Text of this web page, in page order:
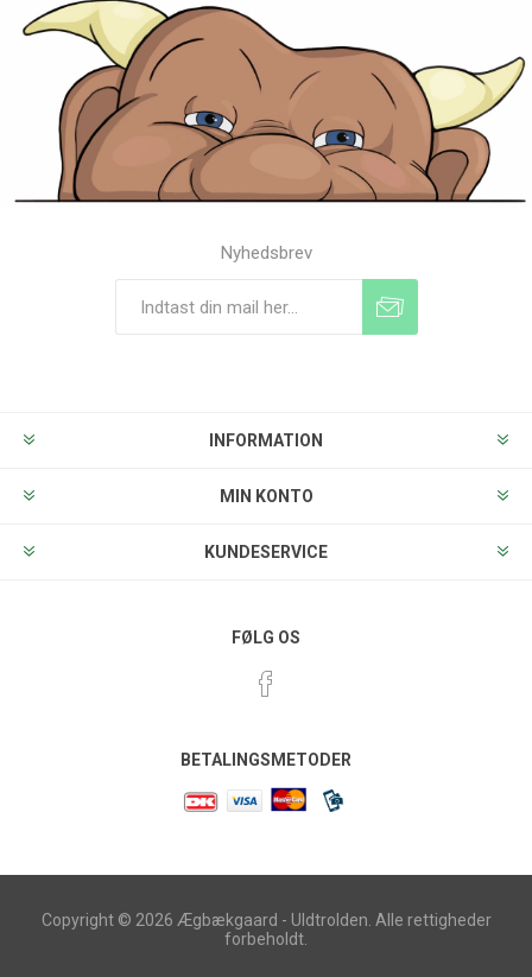
Nyhedsbrev
INFORMATION
MIN KONTO
KUNDESERVICE
FØLG OS
BETALINGSMETODER
Copyright © 2026 Ægbækgaard - Uldtrolden. Alle rettigheder
forbeholdt.